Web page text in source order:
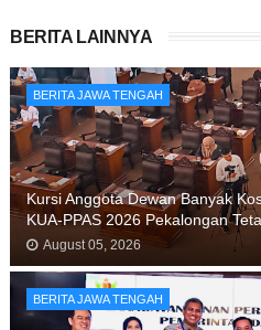
BERITA LAINNYA
BERITA JAWA TENGAH
Kursi Anggota Dewan Banyak
KUA-PPAS 2026 Pekalongan
August 05, 2026
BERITA JAWA TENGAH